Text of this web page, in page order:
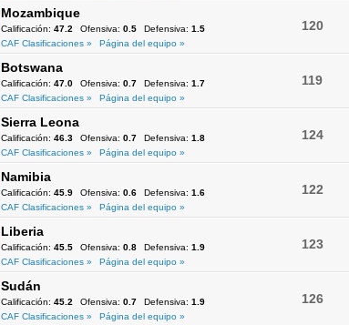
Mozambique
Calificación: 47.2 Ofensiva: 0.5 Defensiva: 1.5
CAF Clasificaciones »
Página del equipo »
120
Botswana
Calificación: 47.0 Ofensiva: 0.7 Defensiva: 1.7
CAF Clasificaciones »
Página del equipo »
119
Sierra Leona
Calificación: 46.3 Ofensiva: 0.7 Defensiva: 1.8
CAF Clasificaciones »
Página del equipo »
124
Namibia
Calificación: 45.9 Ofensiva: 0.6 Defensiva: 1.6
CAF Clasificaciones »
Página del equipo »
122
Liberia
Calificación: 45.5 Ofensiva: 0.8 Defensiva: 1.9
CAF Clasificaciones »
Página del equipo »
123
Sudán
Calificación: 45.2 Ofensiva: 0.7 Defensiva: 1.9
CAF Clasificaciones »
Página del equipo »
126